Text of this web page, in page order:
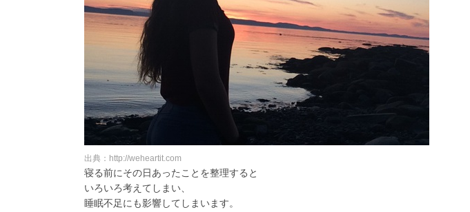
出典：http://weheartit.com
寝る前にその日あったことを整理すると
いろいろ考えてしまい、
睡眠不足にも影響してしまいます。